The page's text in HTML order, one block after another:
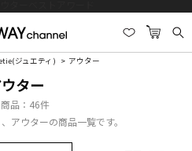
ジュエティ) アウター
ター
品： 46件
アウターの商品一覧です。